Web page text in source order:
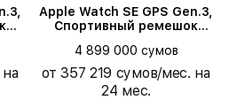
Apple Watch SE GPS Gen.3,
Спортивный ремешок
44мм, Тёмная ночь
4 899 000 сумов
от 357 219 сумов/мес. на
24 мес.